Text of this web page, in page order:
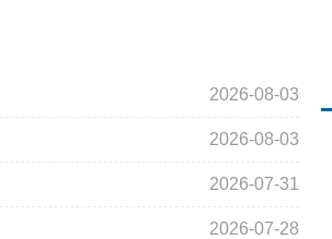
2026-08-03
2026-08-03
2026-07-31
2026-07-28